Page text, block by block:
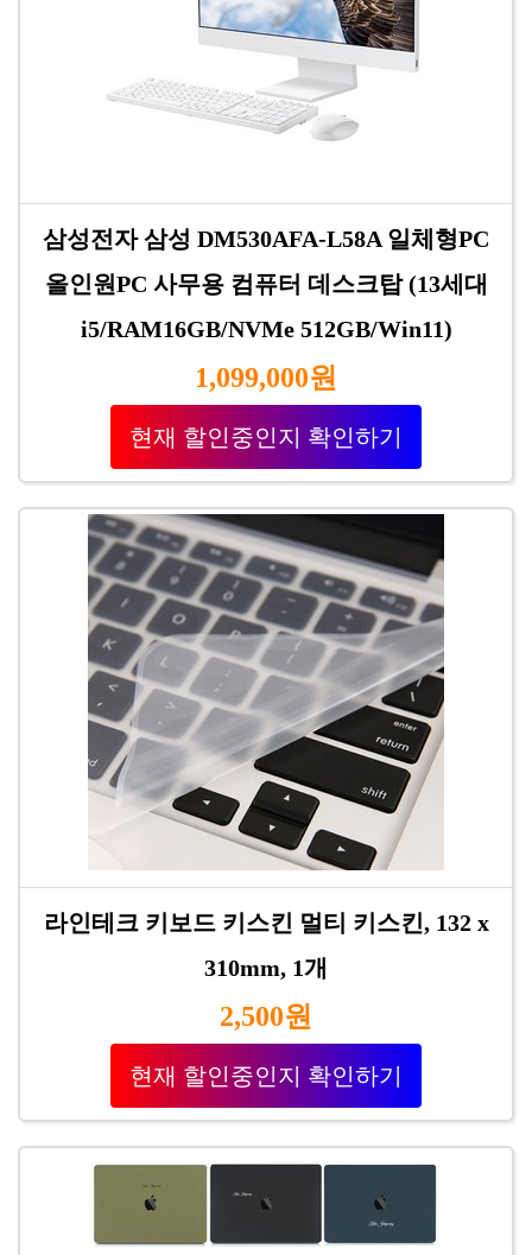
삼성전자 삼성 DM530AFA-L58A 일체형PC
올인원PC 사무용 컴퓨터 데스크탑 (13세대
i5/RAM16GB/NVMe 512GB/Win11)
1,099,000원
현재 할인중인지 확인하기
라인테크 키보드 키스킨 멀티 키스킨, 132 x
310mm, 1개
2,500원
현재 할인중인지 확인하기